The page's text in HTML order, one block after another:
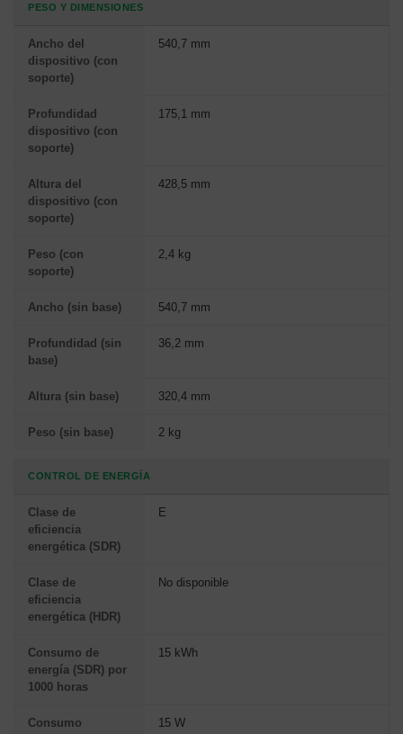
PESO Y DIMENSIONES
Ancho del
dispositivo (con
soporte)
540,7 mm
Profundidad
dispositivo (con
soporte)
175,1 mm
Altura del
dispositivo (con
soporte)
428,5 mm
Peso (con
soporte)
2,4 kg
Ancho (sin base) 540,7 mm
Profundidad (sin
base)
36,2 mm
Altura (sin base) 320,4 mm
Peso (sin base) 2 kg
CONTROL DE ENERGÍA
Clase de
eficiencia
energética (SDR)
E
Clase de
eficiencia
energética (HDR)
No disponible
Consumo de
energía (SDR) por
1000 horas
15 kWh
Consumo
15 W